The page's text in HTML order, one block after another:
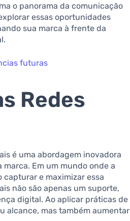
o panorama da comunicação
essas oportunidades
sua marca à frente da
futuras
Redes
é uma abordagem inovadora
Em um mundo onde a
capturar e maximizar essa
não são apenas um suporte,
digital. Ao aplicar práticas de
alcance, mas também aumentar